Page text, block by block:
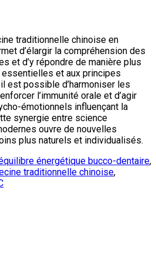
traditionnelle chinoise en
d’élargir la compréhension des
et d’y répondre de manière plus
essentielles et aux principes
est possible d’harmoniser les
l’immunité orale et d’agir
émotionnels influençant la
synergie entre science
ouvre de nouvelles
plus naturels et individualisés.
énergétique bucco-dentaire,
traditionnelle chinoise,